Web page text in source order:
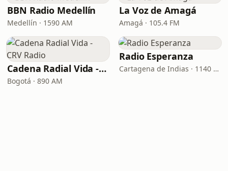
BBN Radio Medellín
Medellín · 1590 AM
La Voz de Amagá
Amagá · 105.4 FM
Cadena Radial Vida - CRV Radio
Bogotá · 890 AM
Radio Esperanza
Cartagena de Indias · 1140 AM